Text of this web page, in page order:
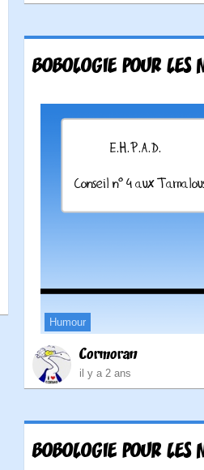
BOBOLOGIE POUR
Humour
Cormoran
il y a 2 ans
BOBOLOGIE POUR